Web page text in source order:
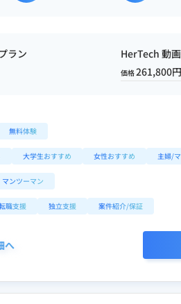
ラン HerTech 動
価格261,800円
無料体験
大学生おすすめ 女性おすすめ 主婦/
マンツーマン
職支援 独立支援 案件紹介/保証
へ